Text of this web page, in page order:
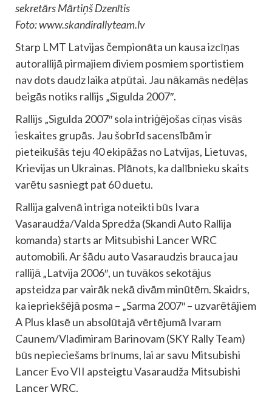
sekretārs Mārtiņš Dzenītis
Foto: www.skandirallyteam.lv
Starp LMT Latvijas čempionāta un kausa izcīņas
autorallijā pirmajiem diviem posmiem sportistiem
nav dots daudz laika atpūtai. Jau nākamās nedēļas
beigās notiks rallijs „Sigulda 2007″.
Rallijs „Sigulda 2007″ sola intriģējošas cīņas visās
ieskaites grupās. Jau šobrīd sacensībām ir
pieteikušās teju 40 ekipāžas no Latvijas, Lietuvas,
Krievijas un Ukrainas. Plānots, ka dalībnieku skaits
varētu sasniegt pat 60 duetu.
Rallija galvenā intriga noteikti būs Ivara
Vasaraudža/Valda Spredža (Skandi Auto Rallija
komanda) starts ar Mitsubishi Lancer WRC
automobili. Ar šādu auto Vasaraudzis brauca jau
rallijā „Latvija 2006″, un tuvākos sekotājus
apsteidza par vairāk nekā divām minūtēm. Skaidrs,
ka iepriekšējā posma – „Sarma 2007″ – uzvarētājiem
A Plus klasē un absolūtajā vērtējumā Ivaram
Caunem/Vladimiram Barinovam (SKY Rally Team)
būs nepieciešams brīnums, lai ar savu Mitsubishi
Lancer Evo VII apsteigtu Vasaraudža Mitsubishi
Lancer WRC.